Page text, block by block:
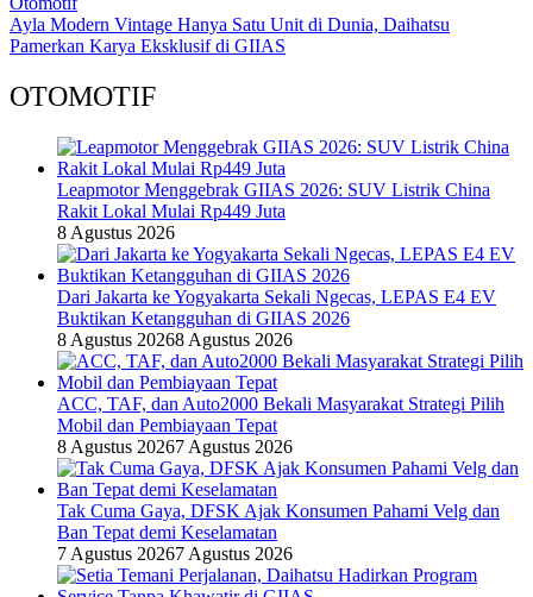
Ayla Modern Vintage Hanya Satu Unit di Dunia, Daihatsu
Pamerkan Karya Eksklusif di GIIAS
OTOMOTIF
Leapmotor Menggebrak GIIAS 2026: SUV Listrik China
Rakit Lokal Mulai Rp449 Juta
8 Agustus 2026
Dari Jakarta ke Yogyakarta Sekali Ngecas, LEPAS E4 EV
Buktikan Ketangguhan di GIIAS 2026
8 Agustus 20268 Agustus 2026
ACC, TAF, dan Auto2000 Bekali Masyarakat Strategi Pilih
Mobil dan Pembiayaan Tepat
8 Agustus 20267 Agustus 2026
Tak Cuma Gaya, DFSK Ajak Konsumen Pahami Velg dan
Ban Tepat demi Keselamatan
7 Agustus 20267 Agustus 2026